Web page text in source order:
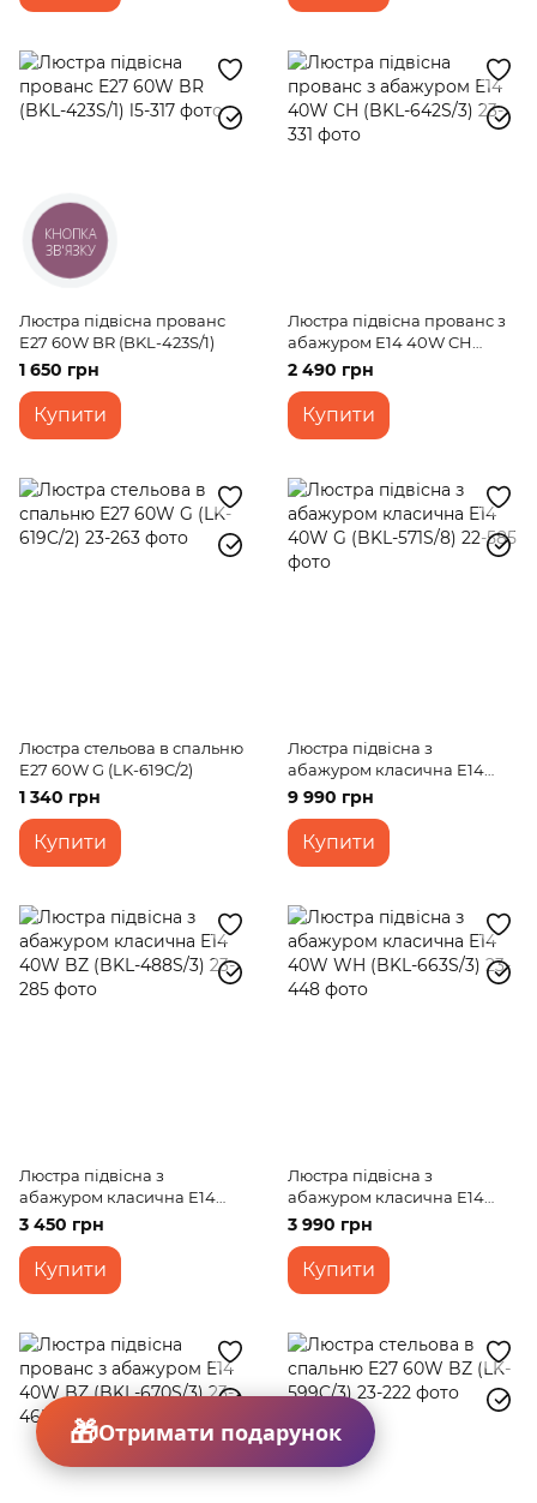
Люстра підвісна прованс
E27 60W BR (BKL-423S/1)
1 650 грн
Купити
Люстра підвісна прованс з
абажуром E14 40W CH
(BKL-642S/3)
2 490 грн
Купити
Люстра стельова в спальню
E27 60W G (LK-619C/2)
1 340 грн
Купити
Люстра підвісна з
абажуром класична E14
40W G (BKL-571S/8)
9 990 грн
Купити
Люстра підвісна з
абажуром класична E14
40W BZ (BKL-488S/3)
3 450 грн
Купити
Люстра підвісна з
абажуром класична E14
40W WH (BKL-663S/3)
3 990 грн
Купити
КНОПКА
ЗВ'ЯЗКУ
Отримати подарунок